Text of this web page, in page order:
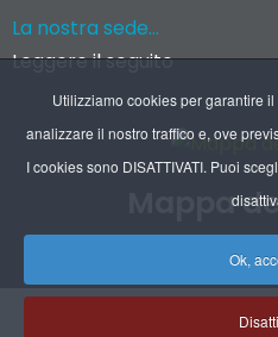
Utilizziamo cookies per garantire
analizzare il nostro traffico e, ove
I cookies sono DISATTIVATI. Puoi
Ok,
La nostra sede...
Leggere il seguito
Mappa
Recapiti delle nostre